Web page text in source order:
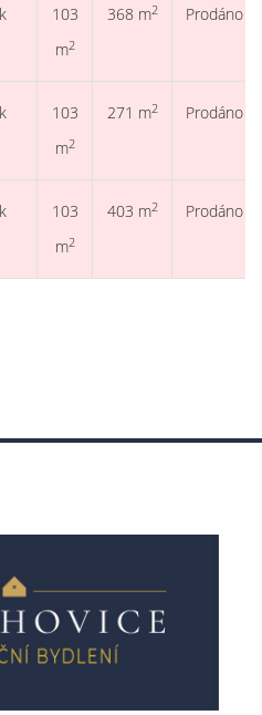
103
m2
368 m2 Prodáno
103
m2
271 m2 Prodáno
103
m2
403 m2 Prodáno